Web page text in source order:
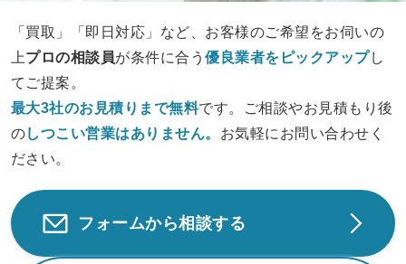
「買取」「即日対応」など、お客様のご希望をお伺いの
上プロの相談員が条件に合う優良業者をピックアップし
てご提案。
最大3社のお見積りまで無料です。ご相談やお見積もり後
のしつこい営業はありません。 お気軽にお問い合わせく
ださい。
フォームから相談する